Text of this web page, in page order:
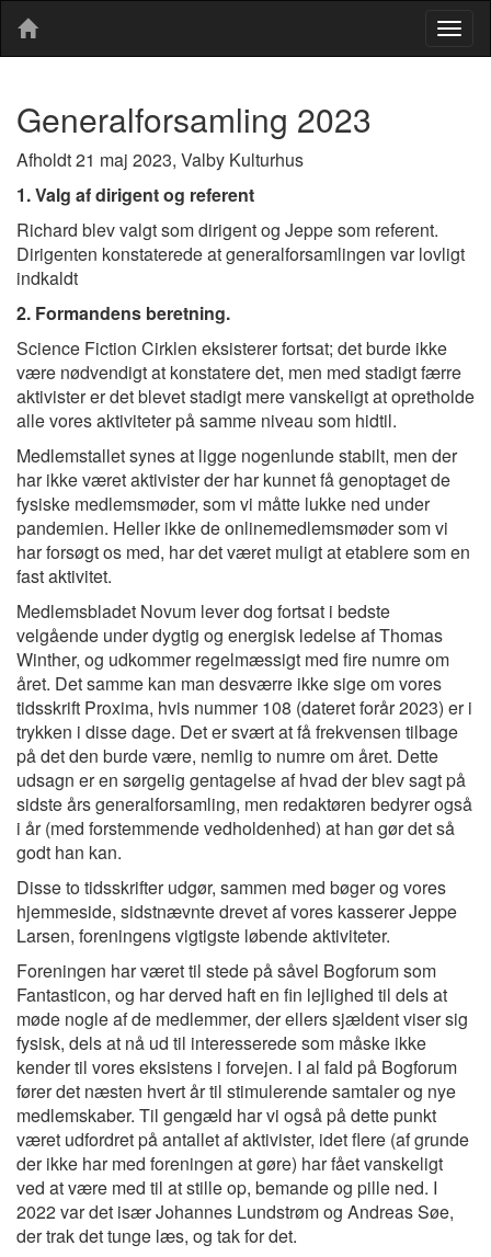
Generalforsamling 2023
Afholdt 21 maj 2023, Valby Kulturhus
1. Valg af dirigent og referent
Richard blev valgt som dirigent og Jeppe som referent.
Dirigenten konstaterede at generalforsamlingen var lovligt
indkaldt
2. Formandens beretning.
Science Fiction Cirklen eksisterer fortsat; det burde ikke
være nødvendigt at konstatere det, men med stadigt færre
aktivister er det blevet stadigt mere vanskeligt at opretholde
alle vores aktiviteter på samme niveau som hidtil.
Medlemstallet synes at ligge nogenlunde stabilt, men der
har ikke været aktivister der har kunnet få genoptaget de
fysiske medlemsmøder, som vi måtte lukke ned under
pandemien. Heller ikke de onlinemedlemsmøder som vi
har forsøgt os med, har det været muligt at etablere som en
fast aktivitet.
Medlemsbladet Novum lever dog fortsat i bedste
velgående under dygtig og energisk ledelse af Thomas
Winther, og udkommer regelmæssigt med fire numre om
året. Det samme kan man desværre ikke sige om vores
tidsskrift Proxima, hvis nummer 108 (dateret forår 2023) er i
trykken i disse dage. Det er svært at få frekvensen tilbage
på det den burde være, nemlig to numre om året. Dette
udsagn er en sørgelig gentagelse af hvad der blev sagt på
sidste års generalforsamling, men redaktøren bedyrer også
i år (med forstemmende vedholdenhed) at han gør det så
godt han kan.
Disse to tidsskrifter udgør, sammen med bøger og vores
hjemmeside, sidstnævnte drevet af vores kasserer Jeppe
Larsen, foreningens vigtigste løbende aktiviteter.
Foreningen har været til stede på såvel Bogforum som
Fantasticon, og har derved haft en fin lejlighed til dels at
møde nogle af de medlemmer, der ellers sjældent viser sig
fysisk, dels at nå ud til interesserede som måske ikke
kender til vores eksistens i forvejen. I al fald på Bogforum
fører det næsten hvert år til stimulerende samtaler og nye
medlemskaber. Til gengæld har vi også på dette punkt
været udfordret på antallet af aktivister, idet flere (af grunde
der ikke har med foreningen at gøre) har fået vanskeligt
ved at være med til at stille op, bemande og pille ned. I
2022 var det især Johannes Lundstrøm og Andreas Søe,
der trak det tunge læs, og tak for det.